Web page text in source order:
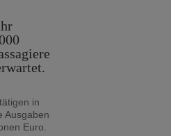
in
Ausgaben
Euro.